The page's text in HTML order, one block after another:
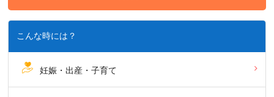
こんな時には？
妊娠・出産・子育て